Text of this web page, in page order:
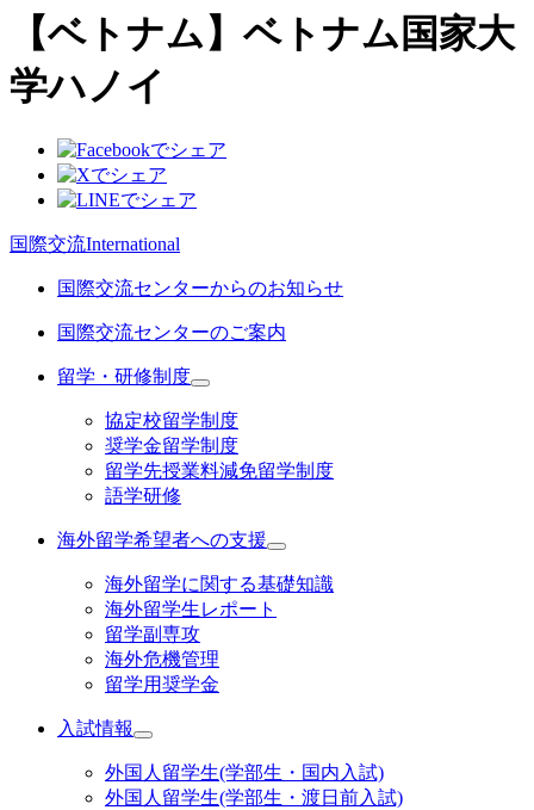
【ベトナム】ベトナム国家大
学ハノイ
国際交流International
国際交流センターからのお知らせ
国際交流センターのご案内
留学・研修制度
協定校留学制度
奨学金留学制度
留学先授業料減免留学制度
語学研修
海外留学希望者への支援
海外留学に関する基礎知識
海外留学生レポート
留学副専攻
海外危機管理
留学用奨学金
入試情報
外国人留学生(学部生・国内入試)
外国人留学生(学部生・渡日前入試)